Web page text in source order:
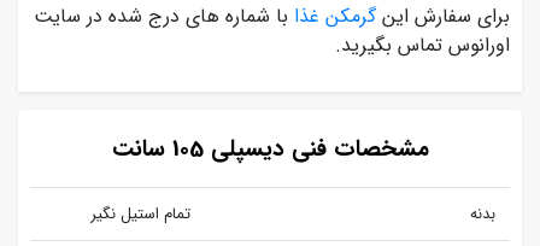
برای سفارش اینگرمکن غذا با شماره های درج شده در سایت
اورانوس تماس بگیرید.
مشخصات فنی دیسپلی 105 سانت
بدنه تمام استیل نگیر